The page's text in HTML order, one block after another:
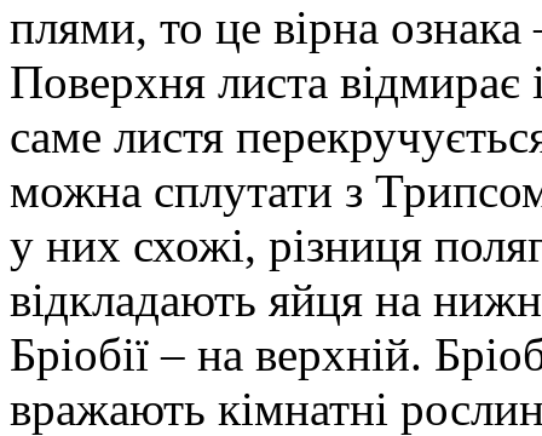
плями, то це вірна
Поверхня листа відмирає
саме листя
можна сплутати з
у них схожі, різниця
відкладають яйця на
Бріобії – на верхній.
вражають кімнатні